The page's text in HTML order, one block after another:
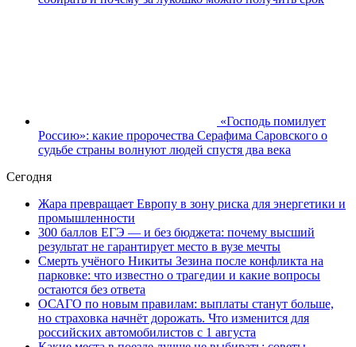
«Господь помилует
Россию»: какие пророчества Серафима Саровского о
судьбе страны волнуют людей спустя два века
Сегодня
Жара превращает Европу в зону риска для энергетики и
промышленности
300 баллов ЕГЭ — и без бюджета: почему высший
результат не гарантирует место в вузе мечты
Смерть учёного Никиты Зезина после конфликта на
парковке: что известно о трагедии и какие вопросы
остаются без ответа
ОСАГО по новым правилам: выплаты станут больше,
но страховка начнёт дорожать. Что изменится для
российских автомобилистов с 1 августа